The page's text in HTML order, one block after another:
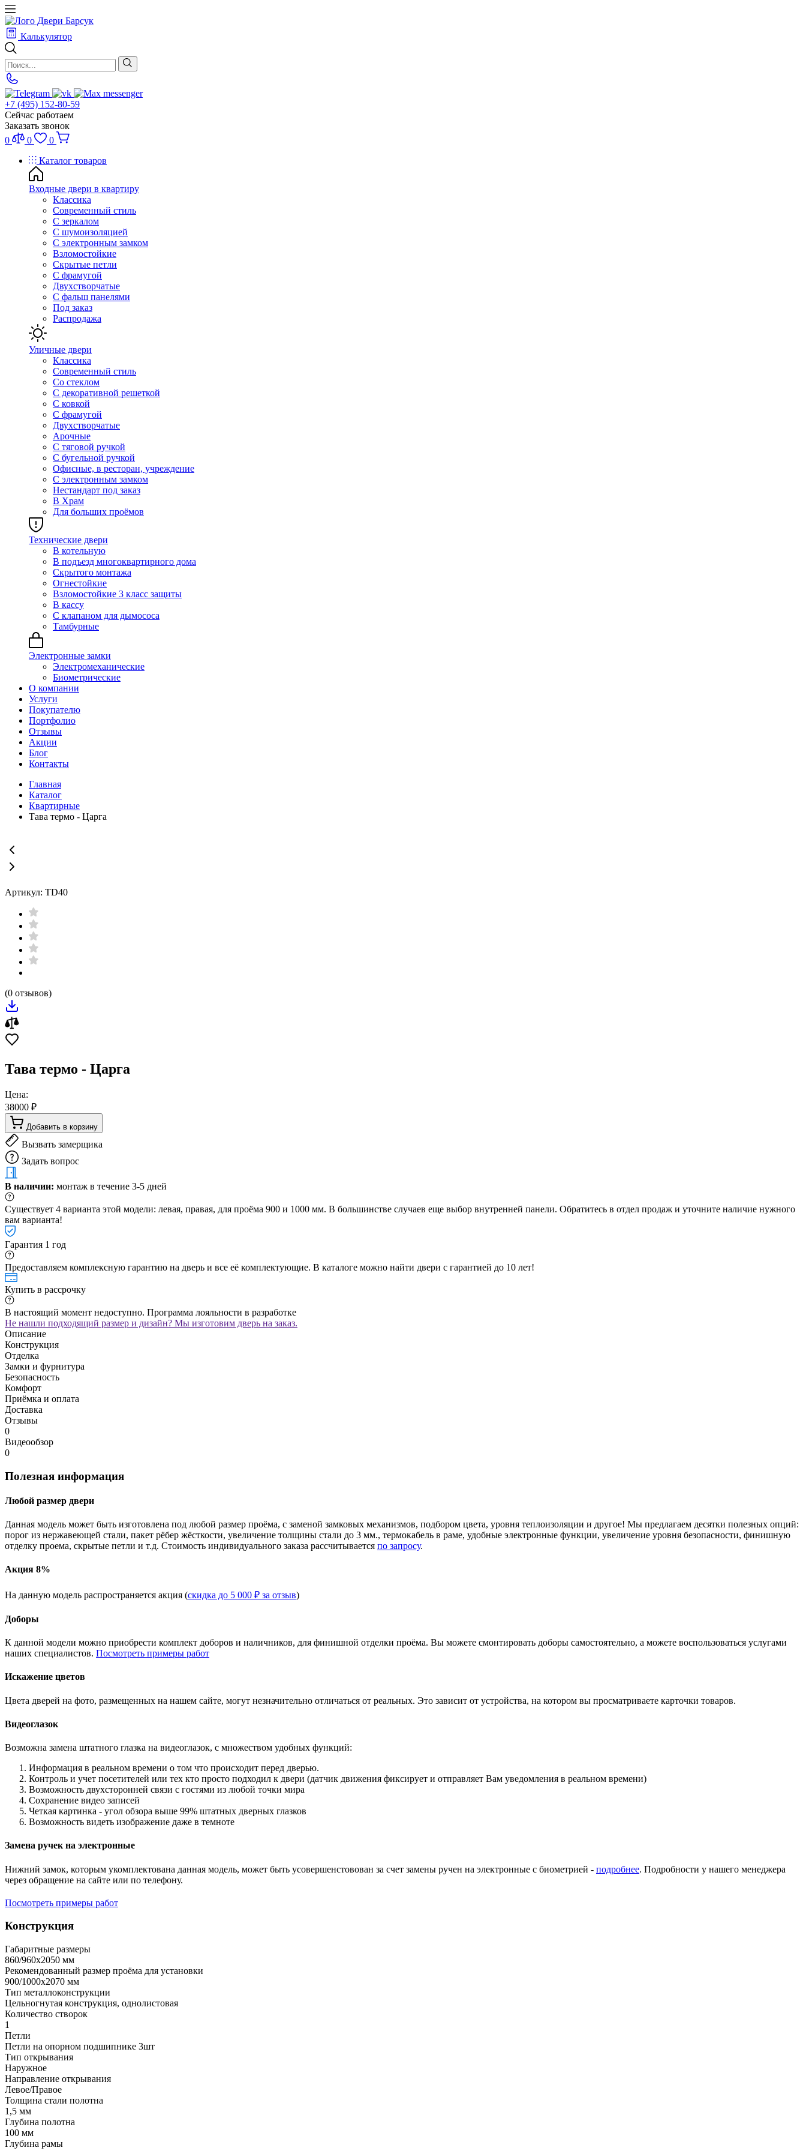
Калькулятор
+7 (495) 152-80-59
Сейчас работаем
Заказать звонок
0
0
0
Каталог товаров
Входные двери в квартиру
Классика
Современный стиль
С зеркалом
С шумоизоляцией
С электронным замком
Взломостойкие
Скрытые петли
С фрамугой
Двухстворчатые
С фальш панелями
Под заказ
Распродажа
Уличные двери
Классика
Современный стиль
Со стеклом
С декоративной решеткой
С ковкой
С фрамугой
Двухстворчатые
Арочные
С тяговой ручкой
С бугельной ручкой
Офисные, в ресторан, учреждение
С электронным замком
Нестандарт под заказ
В Храм
Для больших проёмов
Технические двери
В котельную
В подъезд многоквартирного дома
Скрытого монтажа
Огнестойкие
Взломостойкие 3 класс защиты
В кассу
С клапаном для дымососа
Тамбурные
Электронные замки
Электромеханические
Биометрические
О компании
Услуги
Покупателю
Портфолио
Отзывы
Акции
Блог
Контакты
Главная
Каталог
Квартирные
Тава термо - Царга
Артикул: TD40
(0 отзывов)
Тава термо - Царга
Цена:
38000 ₽
Добавить в корзину
Вызвать замерщика
Задать вопрос
В наличии: монтаж в течение 3-5 дней
Существует 4 варианта этой модели: левая, правая, для проёма 900 и 1000 мм. В большинстве случаев еще выбор внутренней панели. Обратитесь в отдел продаж и уточните наличие нужного
вам варианта!
Гарантия 1 год
Предоставляем комплексную гарантию на дверь и все её комплектующие. В каталоге можно найти двери с гарантией до 10 лет!
Купить в рассрочку
В настоящий момент недоступно. Программа лояльности в разработке
Не нашли подходящий размер и дизайн? Мы изготовим дверь на заказ.
Описание
Конструкция
Отделка
Замки и фурнитура
Безопасность
Комфорт
Приёмка и оплата
Доставка
Отзывы
0
Видеообзор
0
Полезная информация
Любой размер двери
Данная модель может быть изготовлена под любой размер проёма, с заменой замковых механизмов, подбором цвета, уровня теплоизоляции и другое! Мы предлагаем десятки полезных опций:
порог из нержавеющей стали, пакет рёбер жёсткости, увеличение толщины стали до 3 мм., термокабель в раме, удобные электронные функции, увеличение уровня безопасности, финишную
отделку проема, скрытые петли и т.д. Стоимость индивидуального заказа рассчитывается по запросу.
Акция 8%
На данную модель распространяется акция (скидка до 5 000 ₽ за отзыв)
Доборы
К данной модели можно приобрести комплект доборов и наличников, для финишной отделки проёма. Вы можете смонтировать доборы самостоятельно, а можете воспользоваться услугами
наших специалистов. Посмотреть примеры работ
Искажение цветов
Цвета дверей на фото, размещенных на нашем сайте, могут незначительно отличаться от реальных. Это зависит от устройства, на котором вы просматриваете карточки товаров.
Видеоглазок
Возможна замена штатного глазка на видеоглазок, с множеством удобных функций:
Информация в реальном времени о том что происходит перед дверью.
Контроль и учет посетителей или тех кто просто подходил к двери (датчик движения фиксирует и отправляет Вам уведомления в реальном времени)
Возможность двухсторонней связи с гостями из любой точки мира
Сохранение видео записей
Четкая картинка - угол обзора выше 99% штатных дверных глазков
Возможность видеть изображение даже в темноте
Замена ручек на электронные
Нижний замок, которым укомплектована данная модель, может быть усовершенстовован за счет замены ручен на электронные с биометрией - подробнее. Подробности у нашего менеджера
через обращение на сайте или по телефону.
Посмотреть примеры работ
Конструкция
Габаритные размеры
860/960х2050 мм
Рекомендованный размер проёма для установки
900/1000х2070 мм
Тип металлоконструкции
Цельногнутая конструкция, однолистовая
Количество створок
1
Петли
Петли на опорном подшипнике 3шт
Тип открывания
Наружное
Направление открывания
Левое/Правое
Толщина стали полотна
1,5 мм
Глубина полотна
100 мм
Глубина рамы